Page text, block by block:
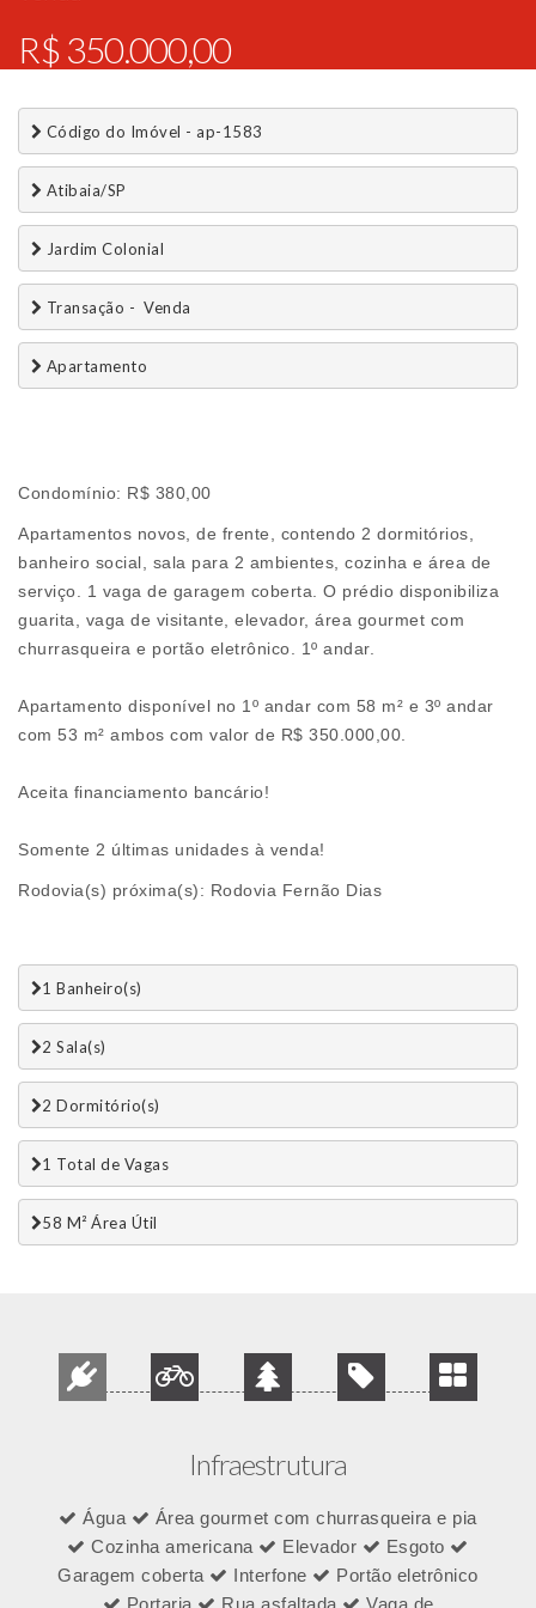
R$ 350.000,00
Código do Imóvel - ap-1583
Atibaia/SP
Jardim Colonial
Transação -  Venda
Apartamento
Condomínio: R$ 380,00
Apartamentos novos, de frente, contendo 2 dormitórios,
banheiro social, sala para 2 ambientes, cozinha e área de
serviço. 1 vaga de garagem coberta. O prédio disponibiliza
guarita, vaga de visitante, elevador, área gourmet com
churrasqueira e portão eletrônico. 1º andar.
Apartamento disponível no 1º andar com 58 m² e 3º andar
com 53 m² ambos com valor de R$ 350.000,00.
Aceita financiamento bancário!
Somente 2 últimas unidades à venda!
Rodovia(s) próxima(s): Rodovia Fernão Dias
1 Banheiro(s)
2 Sala(s)
2 Dormitório(s)
1 Total de Vagas
58 M² Área Útil
Infraestrutura
Água
Área gourmet com churrasqueira e pia
Cozinha americana
Elevador
Esgoto
Garagem coberta
Interfone
Portão eletrônico